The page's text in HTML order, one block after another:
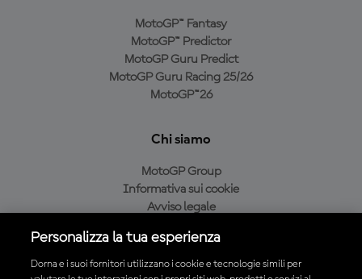
MotoGP™ Fantasy
MotoGP™ Predictor
MotoGP Guru Predict
MotoGP Guru Racing 25/26
MotoGP™26
Chi siamo
MotoGP Group
Informativa sui cookie
Avviso legale
Condizioni di acquisto
Personalizza la tua esperienza
Dorna e i suoi fornitori utilizzano i cookie e tecnologie simili per